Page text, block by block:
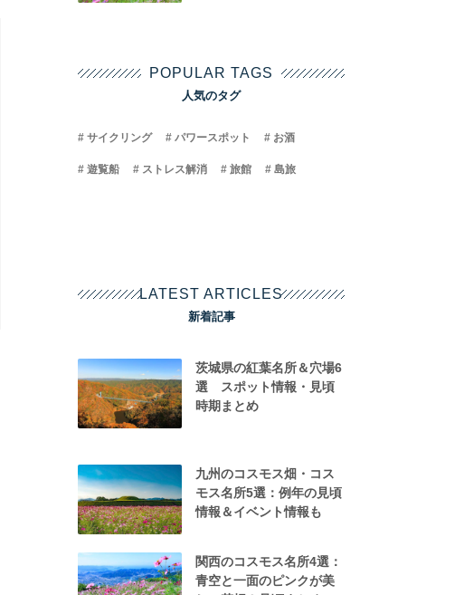
POPULAR TAGS
人気のタグ
サイクリング パワースポット お酒
遊覧船 ストレス解消 旅館 島旅
LATEST ARTICLES
新着記事
茨城県の紅葉名所＆穴場6
選 スポット情報・見頃
時期まとめ
九州のコスモス畑・コス
モス名所5選：例年の見頃
情報＆イベント情報も
関西のコスモス名所4選：
青空と一面のピンクが美